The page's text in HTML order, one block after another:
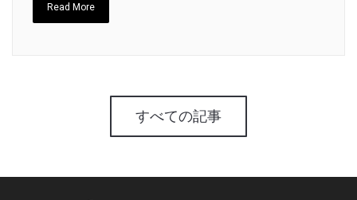
Read More
すべての記事